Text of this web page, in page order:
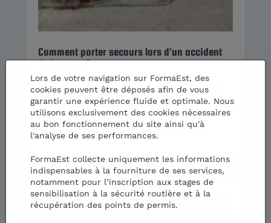
Comment porter secours lors d'un accident
de la route ?
Les clés pour secourir efficacement les
victimes d’un accident de la route
Article écrit le31/05/2023
Lire la suite
Lors de votre navigation sur FormaEst, des
cookies peuvent être déposés afin de vous
garantir une expérience fluide et optimale. Nous
utilisons exclusivement des cookies nécessaires
au bon fonctionnement du site ainsi qu'à
l'analyse de ses performances.
FormaEst collecte uniquement les informations
indispensables à la fourniture de ses services,
notamment pour l’inscription aux stages de
sensibilisation à la sécurité routière et à la
récupération des points de permis.